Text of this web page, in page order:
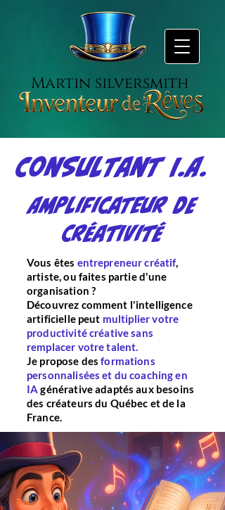
Martin silversmith
Consultant I.A.
Amplificateur de
Créativité
Vous êtes entrepreneur créatif,
artiste, ou faites partie d'une
organisation ?
Découvrez comment l'intelligence
artificielle peut multiplier votre
productivité créative sans
remplacer votre talent.
Je propose desformations
personnalisées et du coaching en
IA générative adaptés aux besoins
des créateurs du Québec et de la
France.